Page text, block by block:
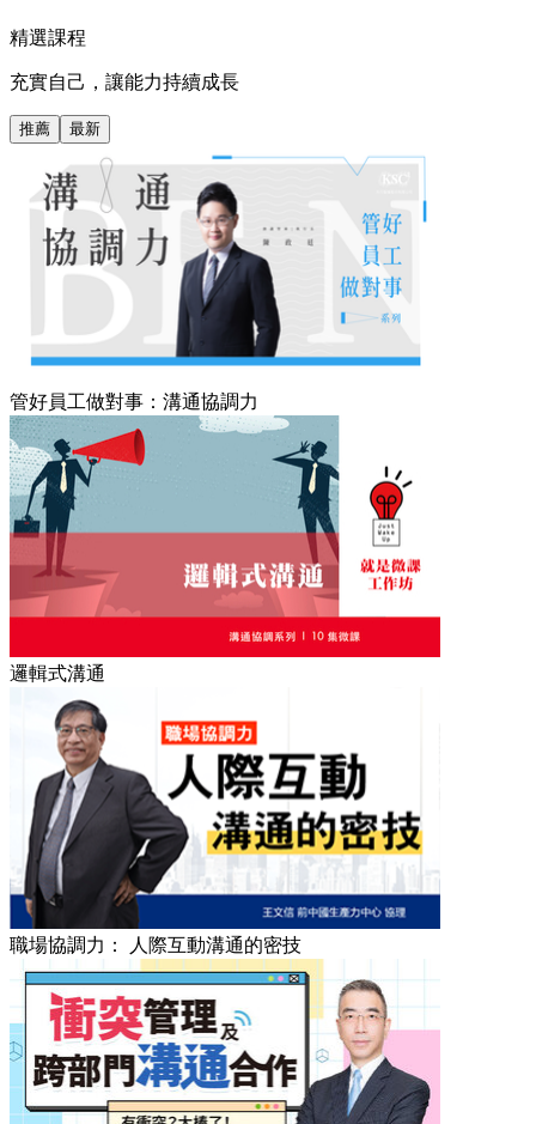
精選課程
充實自己，讓能力持續成長
推薦 最新
管好員工做對事：溝通協調力
邏輯式溝通
職場協調力： 人際互動溝通的密技